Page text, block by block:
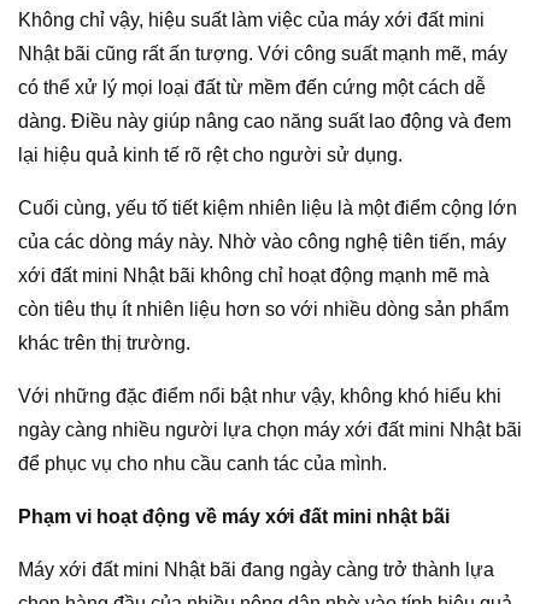
Không chỉ vậy, hiệu suất làm việc của máy xới đất mini
Nhật bãi cũng rất ấn tượng. Với công suất mạnh mẽ, máy
có thể xử lý mọi loại đất từ mềm đến cứng một cách dễ
dàng. Điều này giúp nâng cao năng suất lao động và đem
lại hiệu quả kinh tế rõ rệt cho người sử dụng.
Cuối cùng, yếu tố tiết kiệm nhiên liệu là một điểm cộng lớn
của các dòng máy này. Nhờ vào công nghệ tiên tiến, máy
xới đất mini Nhật bãi không chỉ hoạt động mạnh mẽ mà
còn tiêu thụ ít nhiên liệu hơn so với nhiều dòng sản phẩm
khác trên thị trường.
Với những đặc điểm nổi bật như vậy, không khó hiểu khi
ngày càng nhiều người lựa chọn máy xới đất mini Nhật bãi
để phục vụ cho nhu cầu canh tác của mình.
Phạm vi hoạt động về máy xới đất mini nhật bãi
Máy xới đất mini Nhật bãi đang ngày càng trở thành lựa